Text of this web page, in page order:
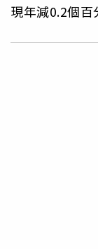
現年減0.2個百